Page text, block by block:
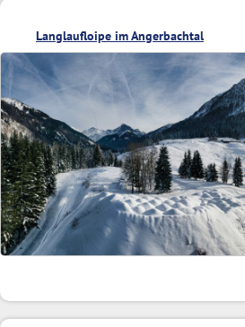
Langlaufloipe im Angerbachtal